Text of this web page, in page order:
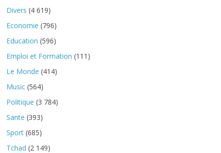
Divers (4 619)
Economie (796)
Education (596)
Emploi et Formation (111)
Le Monde (414)
Music (564)
Politique (3 784)
Sante (393)
Sport (685)
Tchad (2 149)